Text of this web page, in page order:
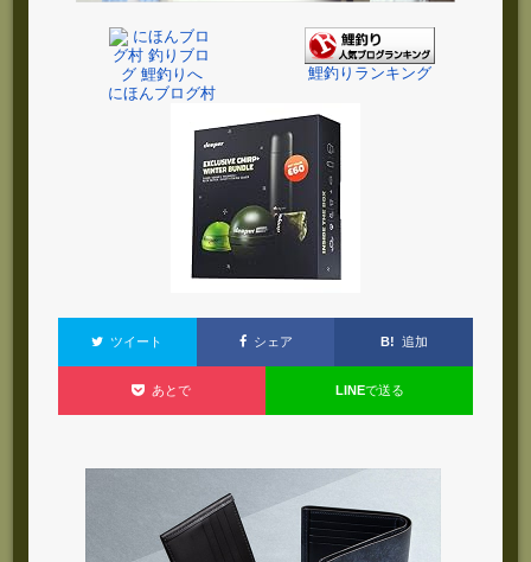
にほんブログ村
鯉釣りランキング
ツイート シェア B! 追加
あとで LINEで送る